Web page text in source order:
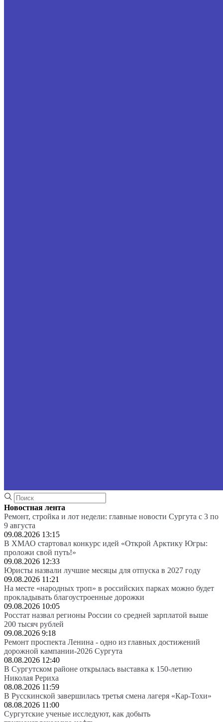
Новостная лента
Ремонт, стройка и лот недели: главные новости Сургута с 3 по
9 августа
09.08.2026 13:15
В ХМАО стартовал конкурс идей «Открой Арктику Югры:
проложи свой путь!»
09.08.2026 12:33
Юристы назвали лучшие месяцы для отпуска в 2027 году
09.08.2026 11:21
На месте «народных троп» в российских парках можно будет
прокладывать благоустроенные дорожки
09.08.2026 10:05
Росстат назвал регионы России со средней зарплатой выше
200 тысяч рублей
09.08.2026 9:18
Ремонт проспекта Ленина - одно из главных достижений
дорожной кампании-2026 Сургута
08.08.2026 12:40
В Сургутском районе открылась выставка к 150-летию
Николая Рериха
08.08.2026 11:59
В Русскинской завершилась третья смена лагеря «Кар-Тохи»
08.08.2026 11:00
Сургутские ученые исследуют, как добыть